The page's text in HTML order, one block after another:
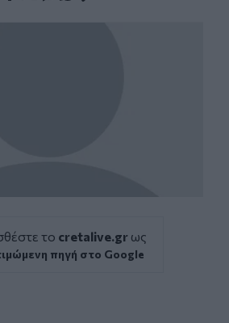
το cretalive.gr ως
πηγή στο Google